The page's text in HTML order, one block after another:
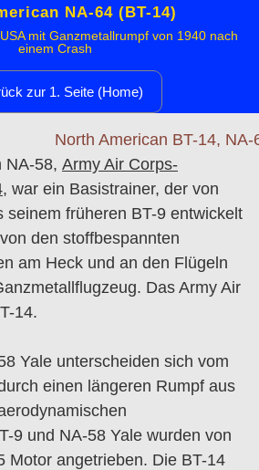
NA-64 (BT-14)
mit Ganzmetallrumpf von 1940 nach
einem Crash
zur 1. Seite (Home)
NA-58, Army Air Corps-
, war ein Basistrainer, der von
seinem früheren BT-9 entwickelt
den stoffbespannten
am Heck und an den Flügeln
Das Army Air
14.
Yale unterscheiden sich vom
einen längeren Rumpf aus
9 und NA-58 Yale wurden von
Motor angetrieben. Die BT-14